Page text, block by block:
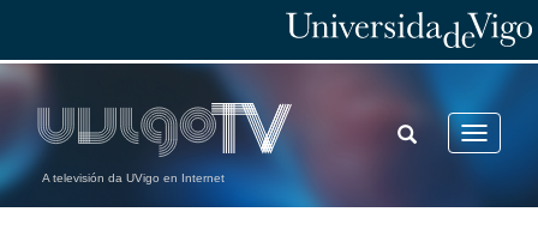
A televisión da UVigo en Internet
Toggle
TOGGLE
SEARCH